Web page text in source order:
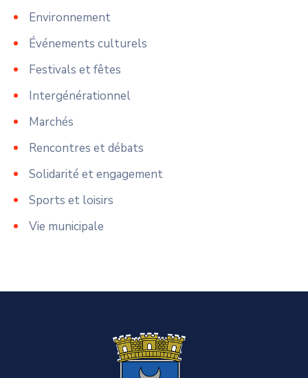
Environnement
Événements culturels
Festivals et fêtes
Intergénérationnel
Marchés
Rencontres et débats
Solidarité et engagement
Sports et loisirs
Vie municipale